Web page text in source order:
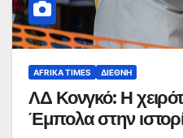
AFRIKA TIMES ΔΙΕΘΝΉ
ΛΔ Κονγκό: Η
Έμπολα στην